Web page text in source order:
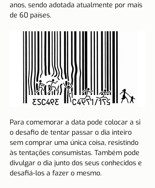
anos, sendo adotada atualmente por mais
de 60 países.
Para comemorar a data pode colocar a si
o desafio de tentar passar o dia inteiro
sem comprar uma única coisa, resistindo
às tentações consumistas. Também pode
divulgar o dia junto dos seus conhecidos e
desafiá-los a fazer o mesmo.